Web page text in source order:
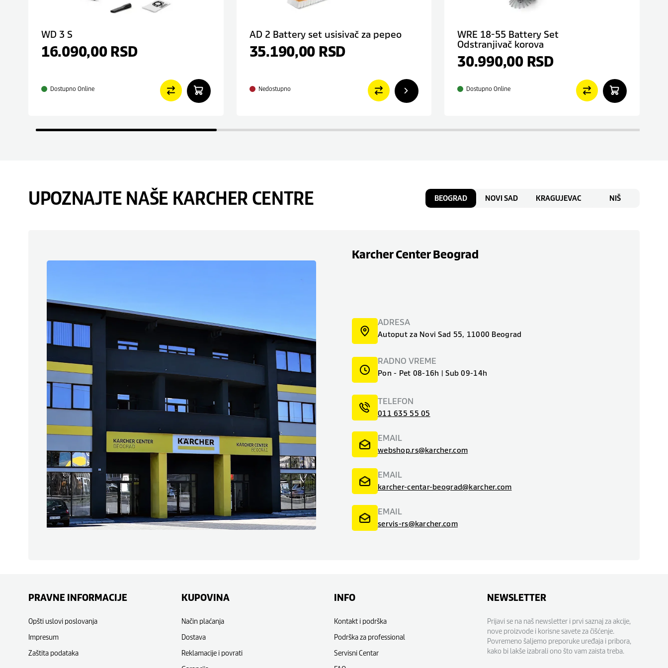
WD 3 S
16.090,00 RSD
Dostupno Online
AD 2 Battery set usisivač za pepeo
35.190,00 RSD
Nedostupno
WRE 18-55 Battery Set
Odstranjivač korova
30.990,00 RSD
Dostupno Online
UPOZNAJTE NAŠE KARCHER CENTRE BEOGRAD NOVI SAD KRAGUJEVAC NIŠ
Karcher Center Beograd
ADRESA
Autoput za Novi Sad 55, 11000 Beograd
RADNO VREME
Pon - Pet 08-16h | Sub 09-14h
TELEFON
011 635 55 05
EMAIL
webshop.rs@karcher.com
EMAIL
karcher-centar-beograd@karcher.com
EMAIL
servis-rs@karcher.com
PRAVNE INFORMACIJE
Opšti uslovi poslovanja
Impresum
Zaštita podataka
KUPOVINA
Način plaćanja
Dostava
Reklamacije i povrati
INFO
Kontakt i podrška
Podrška za professional
Servisni Centar
NEWSLETTER
Prijavi se na naš newsletter i prvi saznaj za akcije,
nove proizvode i korisne savete za čišćenje.
Povremeno šaljemo preporuke uređaja i pribora,
kako bi lakše izabrali ono što vam zaista treba.